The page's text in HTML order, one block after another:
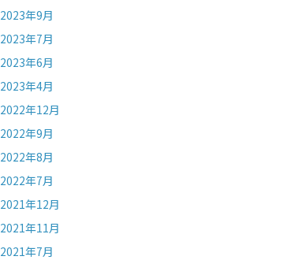
2023年9月
2023年7月
2023年6月
2023年4月
2022年12月
2022年9月
2022年8月
2022年7月
2021年12月
2021年11月
2021年7月